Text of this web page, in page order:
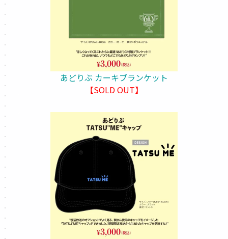
あどりぶ カーキブランケット
【SOLD OUT】